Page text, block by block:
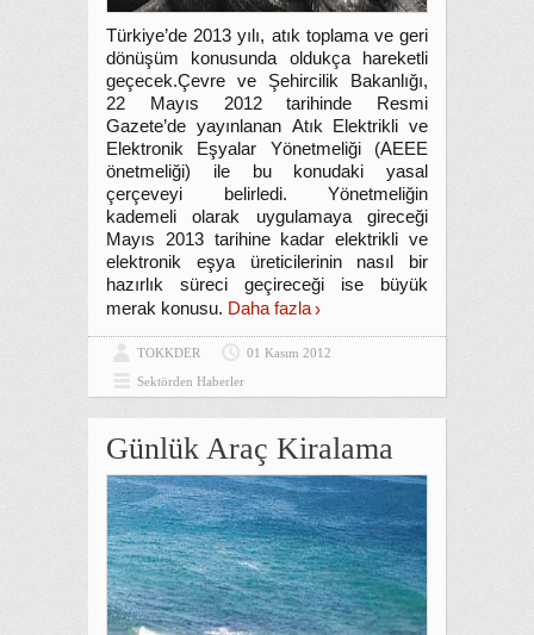
Türkiye’de 2013 yılı, atık toplama ve geri
dönüşüm konusunda oldukça hareketli
geçecek.Çevre ve Şehircilik Bakanlığı,
22 Mayıs 2012 tarihinde Resmi
Gazete’de yayınlanan Atık Elektrikli ve
Elektronik Eşyalar Yönetmeliği (AEEE
önetmeliği) ile bu konudaki yasal
çerçeveyi belirledi. Yönetmeliğin
kademeli olarak uygulamaya gireceği
Mayıs 2013 tarihine kadar elektrikli ve
elektronik eşya üreticilerinin nasıl bir
hazırlık süreci geçireceği ise büyük
merak konusu. Daha fazla
TOKKDER
01 Kasım 2012
Sektörden Haberler
Günlük Araç Kiralama